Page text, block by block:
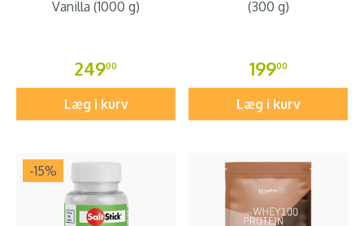
Vanilla (1000 g)
24900
Læg i kurv
(300 g)
19900
Læg i kurv
-15%